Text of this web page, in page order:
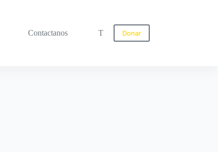
Contactanos Tienda Donar